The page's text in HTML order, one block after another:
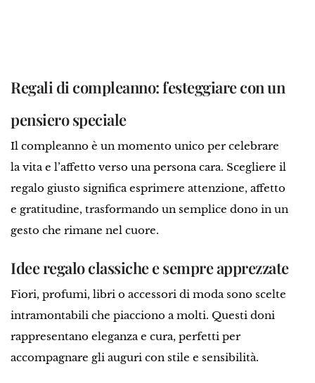
Regali di compleanno: festeggiare con un
pensiero speciale
Il compleanno è un momento unico per celebrare
la vita e l’affetto verso una persona cara. Scegliere il
regalo giusto significa esprimere attenzione, affetto
e gratitudine, trasformando un semplice dono in un
gesto che rimane nel cuore.
Idee regalo classiche e sempre apprezzate
Fiori, profumi, libri o accessori di moda sono scelte
intramontabili che piacciono a molti. Questi doni
rappresentano eleganza e cura, perfetti per
accompagnare gli auguri con stile e sensibilità.